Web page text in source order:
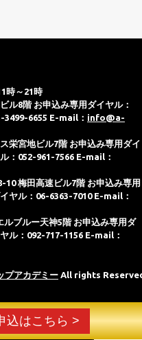
込はこちら >
時～21時
ル8階 お申込み専用ダイヤル：
3499-6655 E-mail： info@a-
栄宮地ビル7階 お申込み専用ダイ
：052-961-7566 E-mail：
梅田高速ビル7階 お申込み専用
ヤル：06-6363-7010 E-mail：
ブルー天神5階 お申込み専用ダ
ル：092-717-1156 E-mail：
プアカデミー All rights